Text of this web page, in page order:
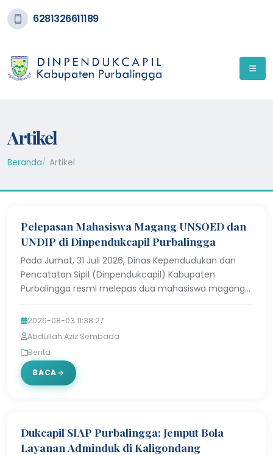
6281326611189
Artikel
Beranda Artikel
Pelepasan Mahasiswa Magang UNSOED dan
UNDIP di Dinpendukcapil Purbalingga
Pada Jumat, 31 Juli 2026, Dinas Kependudukan dan
Pencatatan Sipil (Dinpendukcapil) Kabupaten
Purbalingga resmi melepas dua mahasiswa magang:
Universitas Di…
2026-08-03 11:38:27
Abdullah Aziz Sembada
Berita
BACA
Dukcapil SIAP Purbalingga: Jemput Bola
Layanan Adminduk di Kaligondang